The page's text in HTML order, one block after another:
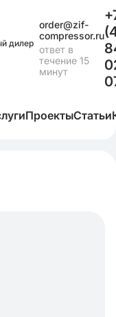
дилер
order@zif-
compressor.ru
ответ в
течение 15
минут
ПроектыСтатьи